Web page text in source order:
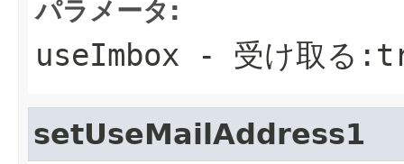
パラメータ:
useImbox - 受け取る
setUseMailAddress1